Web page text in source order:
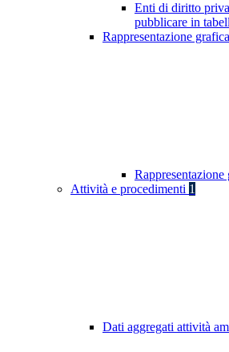
Enti di diritto
pubblicare in
Rappresentazione grafica
Rappresentazione
Attività e procedimenti 1
Dati aggregati attività